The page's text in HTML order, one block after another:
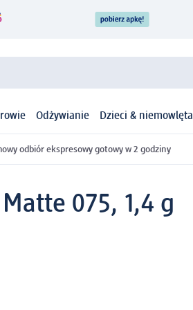
Odżywianie Dzieci & niemowlęta
odbiór ekspresowy gotowy w 2 godziny
075, 1,4 g